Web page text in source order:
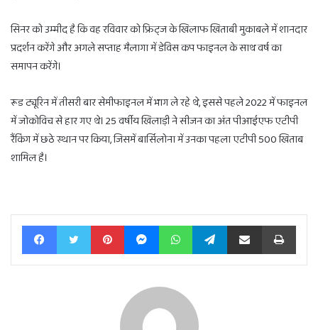
सिनर को उम्मीद है कि वह रविवार को फ्रिट्ज के खिलाफ खिताबी मुकाबले में शानदार
प्रदर्शन करेंगे और अगले सप्ताह मैलागा में डेविस कप फाइनल के साथ वर्ष का
समापन करेंगे।
रूड ट्यूरिन में तीसरी बार सेमीफाइनल में भाग ले रहे थे, इससे पहले 2022 में फाइनल
में जोकोविच से हार गए थे। 25 वर्षीय खिलाड़ी ने सीजन का अंत पीआईएफ एटीपी
रैंकिंग में छठे स्थान पर किया, जिसमें बार्सिलोना में उनका पहला एटीपी 500 खिताब
शामिल है।
FacebookTwitter PinterestMessengerWhatsAppTelegramShare via Email Print